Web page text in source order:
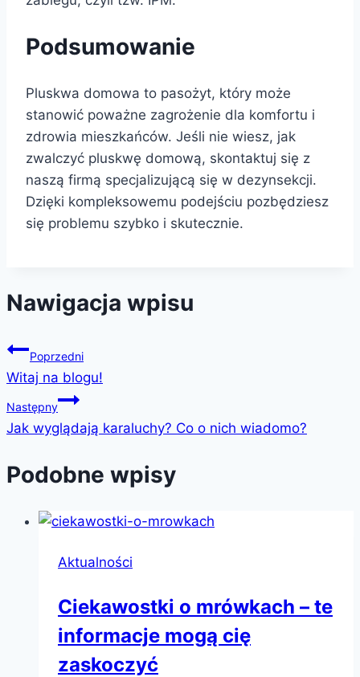
Podsumowanie
Pluskwa domowa to pasożyt, który może
stanowić poważne zagrożenie dla komfortu i
zdrowia mieszkańców. Jeśli nie wiesz, jak
zwalczyć pluskwę domową, skontaktuj się z
naszą firmą specjalizującą się w dezynsekcji.
Dzięki kompleksowemu podejściu pozbędziesz
się problemu szybko i skutecznie.
Nawigacja wpisu
Poprzedni
Witaj na blogu!
Następny
Jak wyglądają karaluchy? Co o nich wiadomo?
Podobne wpisy
Aktualności
Ciekawostki o mrówkach – te
informacje mogą cię
zaskoczyć